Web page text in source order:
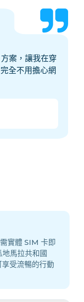
案，讓我在穿
全不用擔心網
實體 SIM 卡即
馬拉共和國
受流暢的行動